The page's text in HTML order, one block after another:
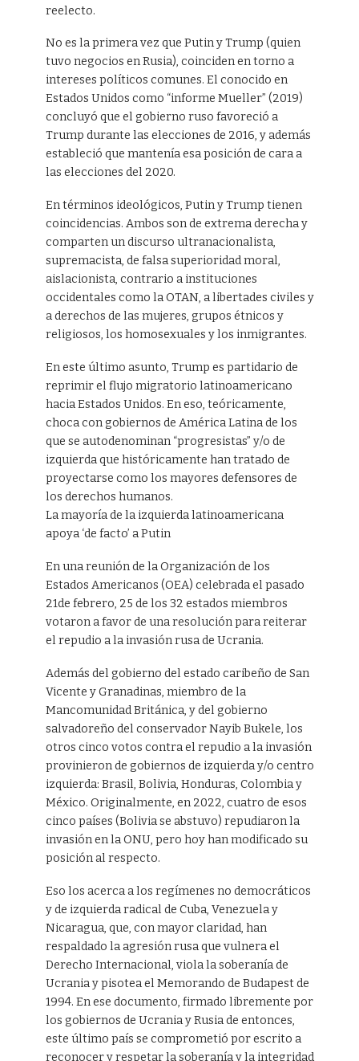
reelecto.
No es la primera vez que Putin y Trump (quien
tuvo negocios en Rusia), coinciden en torno a
intereses políticos comunes. El conocido en
Estados Unidos como “informe Mueller” (2019)
concluyó que el gobierno ruso favoreció a
Trump durante las elecciones de 2016, y además
estableció que mantenía esa posición de cara a
las elecciones del 2020.
En términos ideológicos, Putin y Trump tienen
coincidencias. Ambos son de extrema derecha y
comparten un discurso ultranacionalista,
supremacista, de falsa superioridad moral,
aislacionista, contrario a instituciones
occidentales como la OTAN, a libertades civiles y
a derechos de las mujeres, grupos étnicos y
religiosos, los homosexuales y los inmigrantes.
En este último asunto, Trump es partidario de
reprimir el flujo migratorio latinoamericano
hacia Estados Unidos. En eso, teóricamente,
choca con gobiernos de América Latina de los
que se autodenominan “progresistas” y/o de
izquierda que históricamente han tratado de
proyectarse como los mayores defensores de
los derechos humanos.
La mayoría de la izquierda latinoamericana
apoya ‘de facto’ a Putin
En una reunión de la Organización de los
Estados Americanos (OEA) celebrada el pasado
21de febrero, 25 de los 32 estados miembros
votaron a favor de una resolución para reiterar
el repudio a la invasión rusa de Ucrania.
Además del gobierno del estado caribeño de San
Vicente y Granadinas, miembro de la
Mancomunidad Británica, y del gobierno
salvadoreño del conservador Nayib Bukele, los
otros cinco votos contra el repudio a la invasión
provinieron de gobiernos de izquierda y/o centro
izquierda: Brasil, Bolivia, Honduras, Colombia y
México. Originalmente, en 2022, cuatro de esos
cinco países (Bolivia se abstuvo) repudiaron la
invasión en la ONU, pero hoy han modificado su
posición al respecto.
Eso los acerca a los regímenes no democráticos
y de izquierda radical de Cuba, Venezuela y
Nicaragua, que, con mayor claridad, han
respaldado la agresión rusa que vulnera el
Derecho Internacional, viola la soberanía de
Ucrania y pisotea el Memorando de Budapest de
1994. En ese documento, firmado libremente por
los gobiernos de Ucrania y Rusia de entonces,
este último país se comprometió por escrito a
reconocer y respetar la soberanía y la integridad